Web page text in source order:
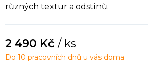
různých textur a odstínů.
2 490 Kč / ks
Do 10 pracovních dnů u vás doma